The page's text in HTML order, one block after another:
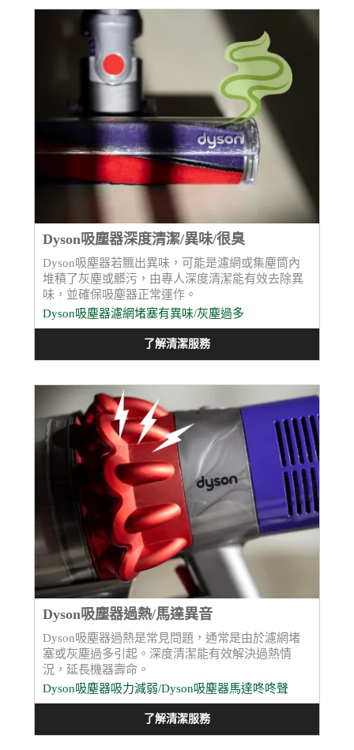
Dyson吸塵器深度清潔/異味/很臭
Dyson吸塵器若飄出異味，可能是濾網或集塵筒內
堆積了灰塵或髒污，由專人深度清潔能有效去除異
味，並確保吸塵器正常運作。
Dyson吸塵器濾網堵塞有異味/灰塵過多
了解清潔服務
Dyson吸塵器過熱/馬達異音
Dyson吸塵器過熱是常見問題，通常是由於濾網堵
塞或灰塵過多引起。深度清潔能有效解決過熱情
況，延長機器壽命。
Dyson吸塵器吸力減弱/Dyson吸塵器馬達咚咚聲
了解清潔服務